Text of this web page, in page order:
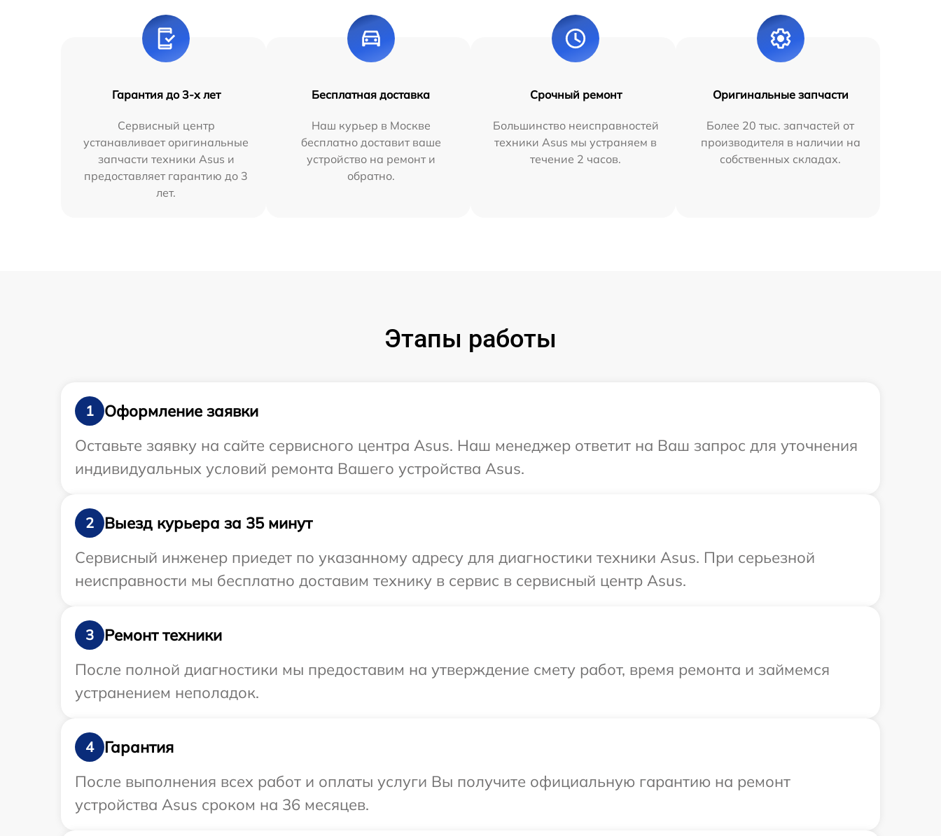
Гарантия до 3-х лет
Сервисный центр
устанавливает оригинальные
запчасти техники Asus и
предоставляет гарантию до 3
лет.
Бесплатная доставка
Наш курьер в Москве
бесплатно доставит ваше
устройство на ремонт и
обратно.
Срочный ремонт
Большинство неисправностей
техники Asus мы устраняем в
течение 2 часов.
Оригинальные запчасти
Более 20 тыс. запчастей от
производителя в наличии на
собственных складах.
Этапы работы
1
Оформление заявки
Оставьте заявку на сайте сервисного центра Asus. Наш менеджер ответит на Ваш запрос для уточнения
индивидуальных условий ремонта Вашего устройства Asus.
2
Выезд курьера за 35 минут
Сервисный инженер приедет по указанному адресу для диагностики техники Asus. При серьезной
неисправности мы бесплатно доставим технику в сервис в сервисный центр Asus.
3
Ремонт техники
После полной диагностики мы предоставим на утверждение смету работ, время ремонта и займемся
устранением неполадок.
4
Гарантия
После выполнения всех работ и оплаты услуги Вы получите официальную гарантию на ремонт
устройства Asus сроком на 36 месяцев.